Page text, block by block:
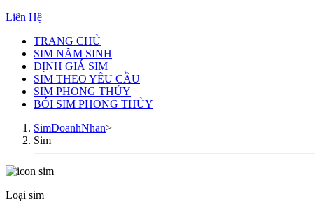
Liên Hệ
TRANG CHỦ
SIM NĂM SINH
ĐỊNH GIÁ SIM
SIM THEO YÊU CẦU
SIM PHONG THỦY
BÓI SIM PHONG THỦY
SimDoanhNhan>
Sim
Loại sim